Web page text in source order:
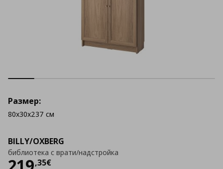
BILLY/OXBERG
библиотека с врати/надстройка
,35€
Размер:
80x30x237 см